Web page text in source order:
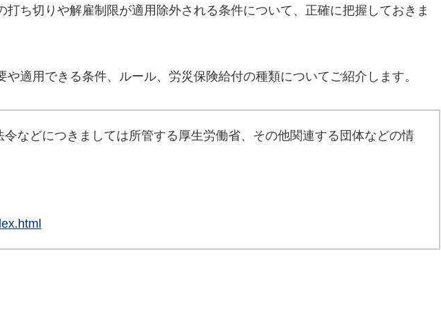
打ち切りや解雇制限が適用除外される条件について、正確に把握しておきま
や適用できる条件、ルール、労災保険給付の種類についてご紹介します。
などにつきましては所管する厚生労働省、その他関連する団体などの情